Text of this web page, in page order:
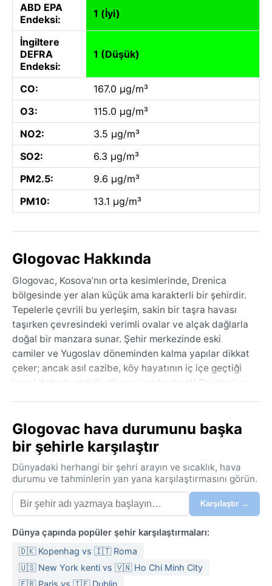
ABD EPA
Endeksi:
1 (İyi)
İngiltere
DEFRA
Endeksi:
1 (Düşük)
CO:
167.0 µg/m³
O3:
115.0 µg/m³
NO2:
3.5 µg/m³
SO2:
6.3 µg/m³
PM2.5:
9.6 µg/m³
PM10:
13.1 µg/m³
Glogovac Hakkında
Glogovac, Kosova’nın orta kesimlerinde, Drenica
bölgesinde yer alan küçük ama karakterli bir şehirdir.
Tepelerle çevrili bu yerleşim, sakin bir taşra havası
taşırken çevresindeki verimli ovalar ve alçak dağlarla
doğal bir manzara sunar. Şehir merkezinde eski
camiler ve Yugoslav döneminden kalma yapılar dikkat
çeker; ancak asıl cazibe, köy hayatının iç içe geçtiği
kırsal dokuda gizlidir. Kosova’nın başkenti Priştine’ye
getirir.
İklim, Köppen sınıflandırmasına göre Dfb, yani ılık yazlı
nemli karasal iklimdir. Kışlar oldukça soğuk ve karlı
geçer; sıcaklıklar sık sık sıfırın altına düşer, kar örtüsü
haftalarca kalabilir. Yazlar ise ılık ve nemlidir, gündüz
sıcaklıkları 25°C civarında seyrederken ara sıra
30°C’yi bulabilir. Yağış yıl boyunca düzenli dağılır, en
yağışlı dönem ilkbahar ve sonbahar aylarına denk
gelir. Bu iklimde seyahat ederken kış için kalın mont,
bot ve eldiven, yaz için ise hafif kıyafetler yanında
yağmurluk bulundurmak akıllıca olur; nem oranı yaz
Glogovac hava durumunu başka
bir şehirle karşılaştır
Dünyadaki herhangi bir şehri arayın ve sıcaklık, hava
durumu ve tahminlerin yan yana karşılaştırmasını görün.
Karşılaştır →
Dünya çapında popüler şehir karşılaştırmaları:
🇩🇰 Kopenhag vs 🇮🇹 Roma
🇺🇸 New York kenti vs 🇻🇳 Ho Chi Minh City
🇫🇷 Paris vs 🇮🇪 Dublin